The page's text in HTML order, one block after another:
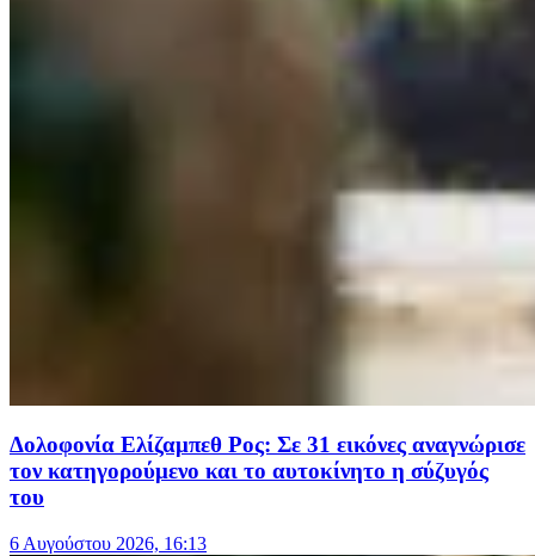
Δολοφονία Ελίζαμπεθ Ρος: Σε 31 εικόνες αναγνώρισε
τον κατηγορούμενο και το αυτοκίνητο η σύζυγός
του
6 Αυγούστου 2026, 16:13